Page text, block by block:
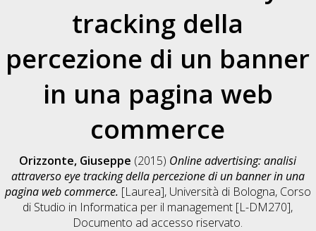
tracking della
percezione di un banner
in una pagina web
commerce
Orizzonte, Giuseppe (2015) Online advertising: analisi
attraverso eye tracking della percezione di un banner in una
pagina web commerce. [Laurea], Università di Bologna, Corso
di Studio in Informatica per il management [L-DM270],
Documento ad accesso riservato.